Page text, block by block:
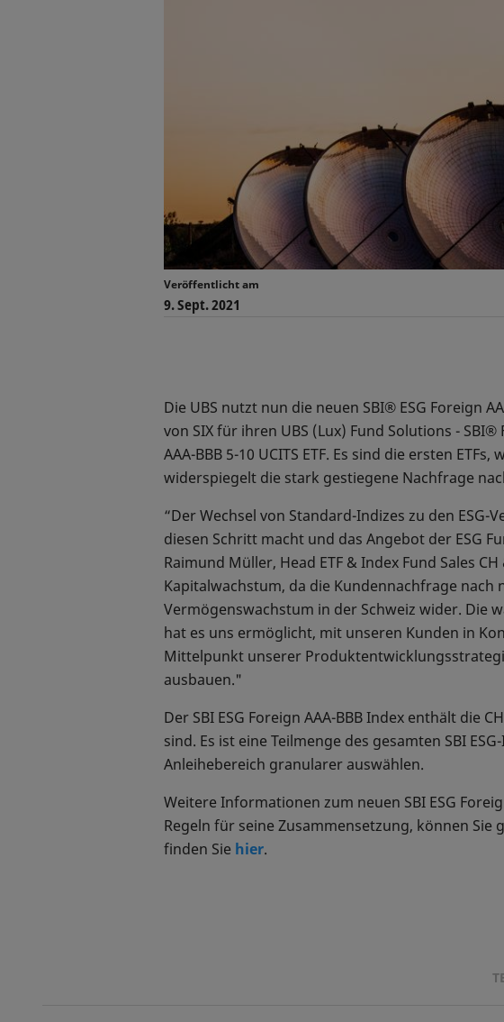
Veröffentlicht am
9. Sept. 2021
Die UBS nutzt nun die neuen SBI® ESG Foreign
von SIX für ihren UBS (Lux) Fund Solutions - SBI®
AAA-BBB 5-10 UCITS ETF. Es sind die ersten
widerspiegelt die stark gestiegene Nachfrage
“Der Wechsel von Standard-Indizes zu den
diesen Schritt macht und das Angebot der ESG
Raimund Müller, Head ETF & Index Fund Sales
Kapitalwachstum, da die Kundennachfrage
Vermögenswachstum in der Schweiz wider. Die
hat es uns ermöglicht, mit unseren Kunden in
Mittelpunkt unserer
ausbauen."
Der SBI ESG Foreign AAA-BBB Index enthält die
sind. Es ist eine Teilmenge des gesamten SBI
Anleihebereich granularer auswählen.
Weitere Informationen zum neuen SBI ESG
Regeln für seine Zusammensetzung, können Sie
finden Sie hier.